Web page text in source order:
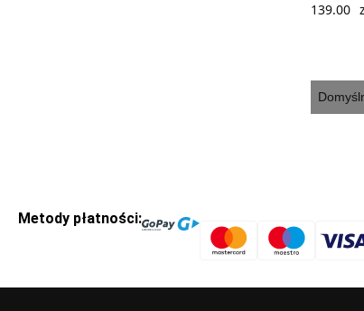
139.00
Metody płatności: